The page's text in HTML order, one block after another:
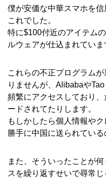
僕が安価な中華スマホを
これでした。
特に$100付近のアイテム
ルウェアが仕込まれていま
これらの不正プログラム
りませんが、Alibabaや
頻繁にアクセスしており
ードされてたりします。
もしかしたら個人情報や
勝手に中国に送られている
また、そういったことが
スを繰り返すせいで尋常